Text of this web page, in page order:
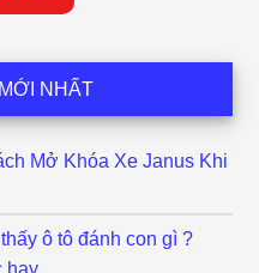
NHẤT
Mở Khóa Xe Janus Khi
ô tô đánh con gì ?